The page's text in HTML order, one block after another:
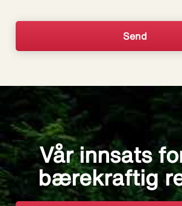
Vår innsats
bærekraftig